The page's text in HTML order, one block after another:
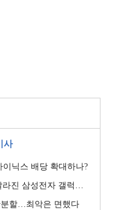
사
이닉스 배당 확대하나?
성전자 갤럭시 마케팅?
분할…최악은 면했다